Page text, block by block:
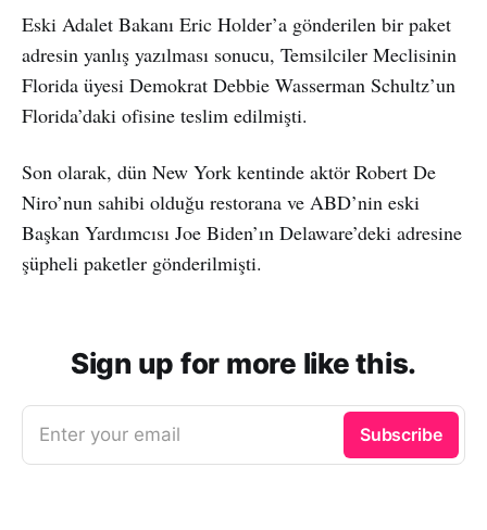
Eski Adalet Bakanı Eric Holder’a gönderilen bir paket
adresin yanlış yazılması sonucu, Temsilciler Meclisinin
Florida üyesi Demokrat Debbie Wasserman Schultz’un
Florida’daki ofisine teslim edilmişti.
Son olarak, dün New York kentinde aktör Robert De
Niro’nun sahibi olduğu restorana ve ABD’nin eski
Başkan Yardımcısı Joe Biden’ın Delaware’deki adresine
şüpheli paketler gönderilmişti.
Sign up for more like this.
Enter your email Subscribe